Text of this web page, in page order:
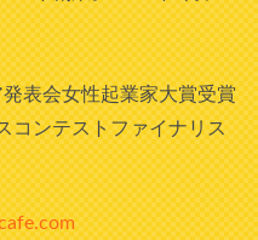
表会女性起業家大賞受賞
コンテストファイナリス